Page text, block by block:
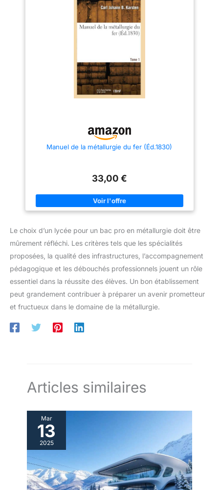
Manuel de la métallurgie du fer (Éd.1830)
33,00 €
Le choix d’un lycée pour un bac pro en métallurgie doit être
mûrement réfléchi. Les critères tels que les spécialités
proposées, la qualité des infrastructures, l’accompagnement
pédagogique et les débouchés professionnels jouent un rôle
essentiel dans la réussite des élèves. Un bon établissement
peut grandement contribuer à préparer un avenir prometteur
et fructueux dans le domaine de la métallurgie.
Articles similaires
Mar
13
2025